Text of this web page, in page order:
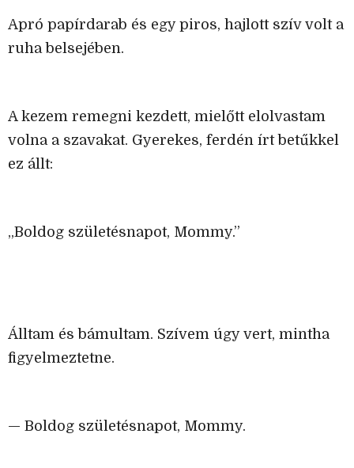
Apró papírdarab és egy piros, hajlott szív volt a
ruha belsejében.
A kezem remegni kezdett, mielőtt elolvastam
volna a szavakat. Gyerekes, ferdén írt betűkkel
ez állt:
„Boldog születésnapot, Mommy.”
Álltam és bámultam. Szívem úgy vert, mintha
figyelmeztetne.
— Boldog születésnapot, Mommy.